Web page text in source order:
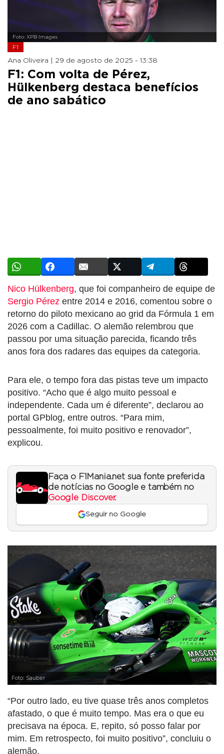
Foto: XPB Images
F1
Ana Oliveira | 29 de agosto de 2025 - 13:38
F1: Com volta de Pérez,
Hülkenberg destaca benefícios
de ano sabático
Nico Hülkenberg, que foi companheiro de equipe de
Sergio Pérez entre 2014 e 2016, comentou sobre o
retorno do piloto mexicano ao grid da Fórmula 1 em
2026 com a Cadillac. O alemão relembrou que
passou por uma situação parecida, ficando três
anos fora dos radares das equipes da categoria.
Para ele, o tempo fora das pistas teve um impacto
positivo. “Acho que é algo muito pessoal e
independente. Cada um é diferente”, declarou ao
portal GPblog, entre outros. “Para mim,
pessoalmente, foi muito positivo e renovador”,
explicou.
Faça o F1Mania.net sua fonte preferida
de notícias no Google e também no
Google Discover.
Seguir no Google
Foto: Sauber
“Por outro lado, eu tive quase três anos completos
afastado, o que é muito tempo. Mas era o que eu
precisava na época. E, repito, só posso falar por
mim. Em retrospecto, foi muito positivo”, concluiu o
alemão.